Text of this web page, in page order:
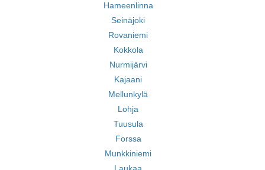
Hameenlinna
Seinäjoki
Rovaniemi
Kokkola
Nurmijärvi
Kajaani
Mellunkylä
Lohja
Tuusula
Forssa
Munkkiniemi